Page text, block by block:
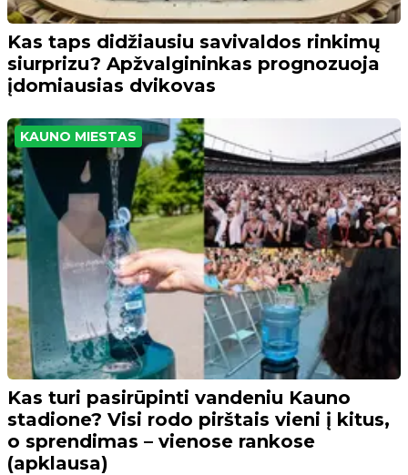
Kas taps didžiausiu savivaldos rinkimų
siurprizu? Apžvalgininkas prognozuoja
įdomiausias dvikovas
KAUNO MIESTAS
Kas turi pasirūpinti vandeniu Kauno
stadione? Visi rodo pirštais vieni į kitus,
o sprendimas – vienose rankose
(apklausa)